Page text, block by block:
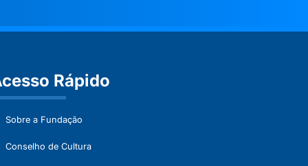
Rápido
Sobre a Fundação
Conselho de Cultura